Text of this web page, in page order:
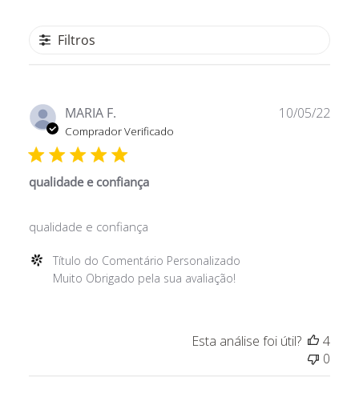
Filtros
MARIA F.
Comprador Verificado
qualidade e confiança
qualidade e confiança
Comentários
Título do Comentário Personalizado
Muito Obrigado pela sua avaliação!
10/05/22
Esta análise foi útil?
4
0